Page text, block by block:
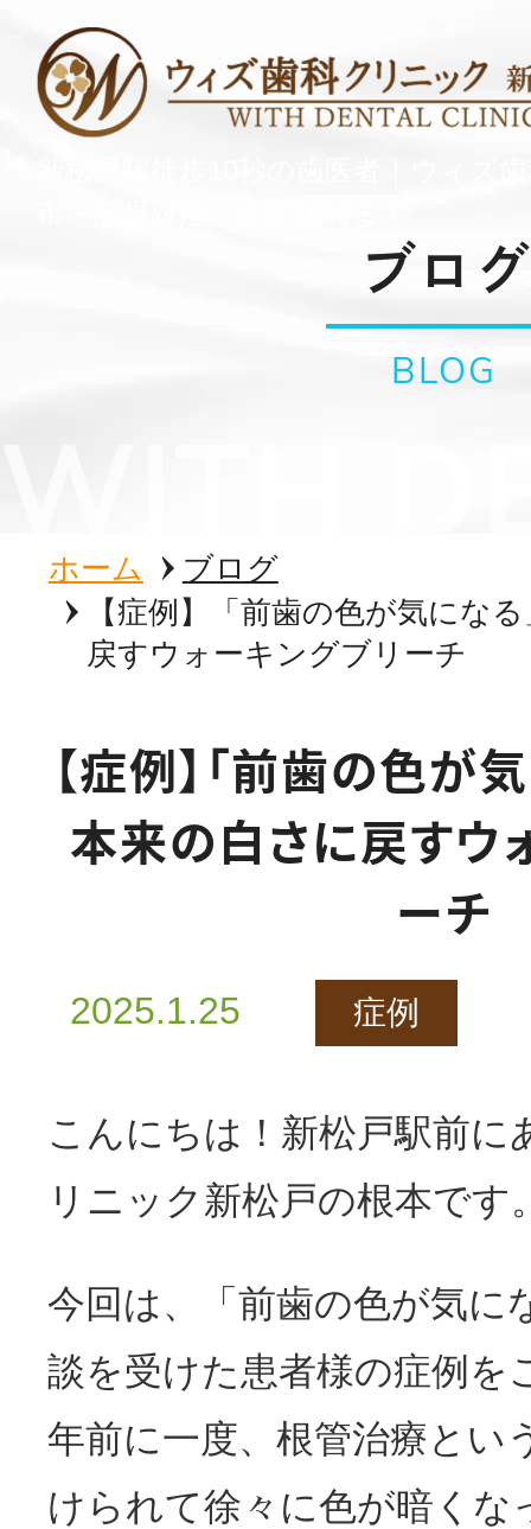
ブログ
BLOG
ホーム
ブログ
【症例】「前歯の色が気にな
戻すウォーキングブリーチ
【症例】「前歯の色が
本来の白さに戻すウ
ーチ
2025.1.25 症例
こんにちは！新松戸駅前に
リニック新松戸の根本です
今回は、「前歯の色が気に
談を受けた患者様の症例を
年前に一度、根管治療とい
けられて徐々に色が暗くな